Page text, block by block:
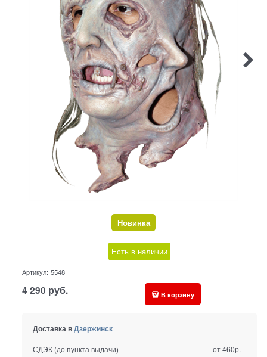
Новинка
Есть в наличии
Артикул: 5548
4 290 руб. В корзину
Доставка вДзержинск
СДЭК (до пункта выдачи)
от 460р.